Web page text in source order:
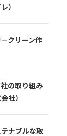
）
クリーン作
の取り組み
社）
ナブルな取